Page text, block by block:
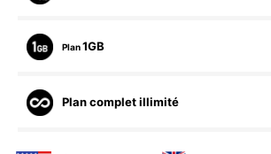
Plan1GB
Plan complet illimité